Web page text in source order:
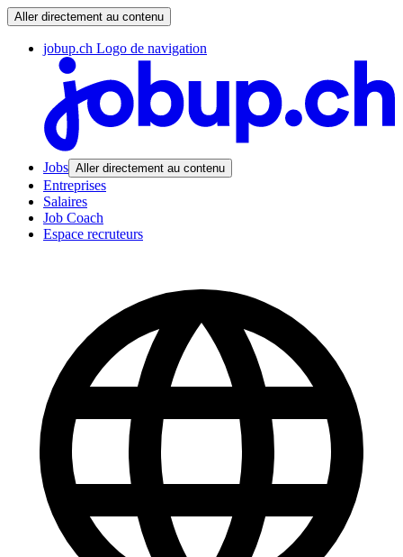
Aller directement au contenu
jobup.ch Logo de navigation
Jobs Aller directement au contenu
Entreprises
Salaires
Job Coach
Espace recruteurs